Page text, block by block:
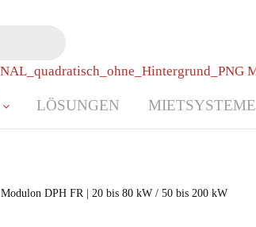
LÖSUNGEN MIETSYSTEME
Modulon DPH FR | 20 bis 80 kW / 50 bis 200 kW